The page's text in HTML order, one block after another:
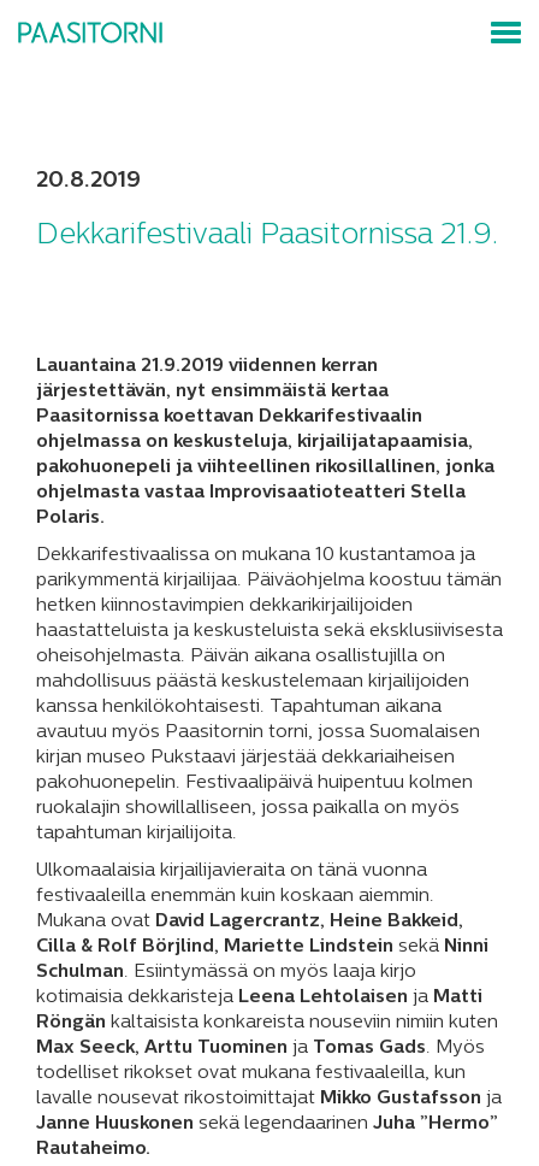
20.8.2019
Dekkarifestivaali Paasitornissa 21.9.
Lauantaina 21.9.2019 viidennen kerran
järjestettävän, nyt ensimmäistä kertaa
Paasitornissa koettavan Dekkarifestivaalin
ohjelmassa on keskusteluja, kirjailijatapaamisia,
pakohuonepeli ja viihteellinen rikosillallinen, jonka
ohjelmasta vastaa Improvisaatioteatteri Stella
Polaris.
Dekkarifestivaalissa on mukana 10 kustantamoa ja
parikymmentä kirjailijaa. Päiväohjelma koostuu tämän
hetken kiinnostavimpien dekkarikirjailijoiden
haastatteluista ja keskusteluista sekä eksklusiivisesta
oheisohjelmasta. Päivän aikana osallistujilla on
mahdollisuus päästä keskustelemaan kirjailijoiden
kanssa henkilökohtaisesti. Tapahtuman aikana
avautuu myös Paasitornin torni, jossa Suomalaisen
kirjan museo Pukstaavi järjestää dekkariaiheisen
pakohuonepelin. Festivaalipäivä huipentuu kolmen
ruokalajin showillalliseen, jossa paikalla on myös
tapahtuman kirjailijoita.
Ulkomaalaisia kirjailijavieraita on tänä vuonna
festivaaleilla enemmän kuin koskaan aiemmin.
Mukana ovat David Lagercrantz, Heine Bakkeid,
Cilla & Rolf Börjlind, Mariette Lindstein sekä Ninni
Schulman. Esiintymässä on myös laaja kirjo
kotimaisia dekkaristeja Leena Lehtolaisen ja Matti
Röngän kaltaisista konkareista nouseviin nimiin kuten
Max Seeck, Arttu Tuominen ja Tomas Gads. Myös
todelliset rikokset ovat mukana festivaaleilla, kun
lavalle nousevat rikostoimittajat Mikko Gustafsson ja
Janne Huuskonen sekä legendaarinen Juha ”Hermo”
Rautaheimo.